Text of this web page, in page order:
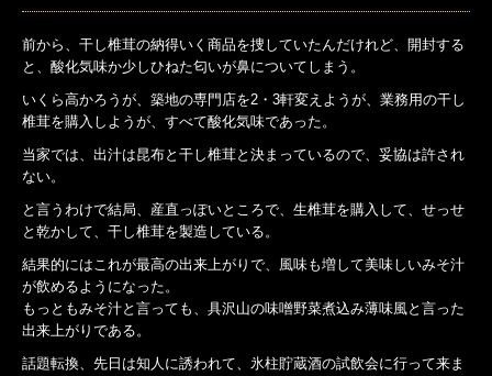
前から、干し椎茸の納得いく商品を捜していたんだけれど、開封する
と、酸化気味か少しひねた匂いが鼻についてしまう。
いくら高かろうが、築地の専門店を2・3軒変えようが、業務用の干し
椎茸を購入しようが、すべて酸化気味であった。
当家では、出汁は昆布と干し椎茸と決まっているので、妥協は許され
ない。
と言うわけで結局、産直っぽいところで、生椎茸を購入して、せっせ
と乾かして、干し椎茸を製造している。
結果的にはこれが最高の出来上がりで、風味も増して美味しいみそ汁
が飲めるようになった。
もっともみそ汁と言っても、具沢山の味噌野菜煮込み薄味風と言った
出来上がりである。
話題転換、先日は知人に誘われて、氷柱貯蔵酒の試飲会に行って来ま